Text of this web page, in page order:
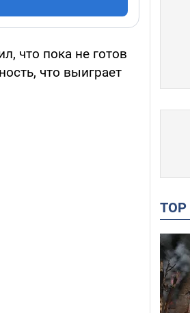
что пока не готов
что выиграет